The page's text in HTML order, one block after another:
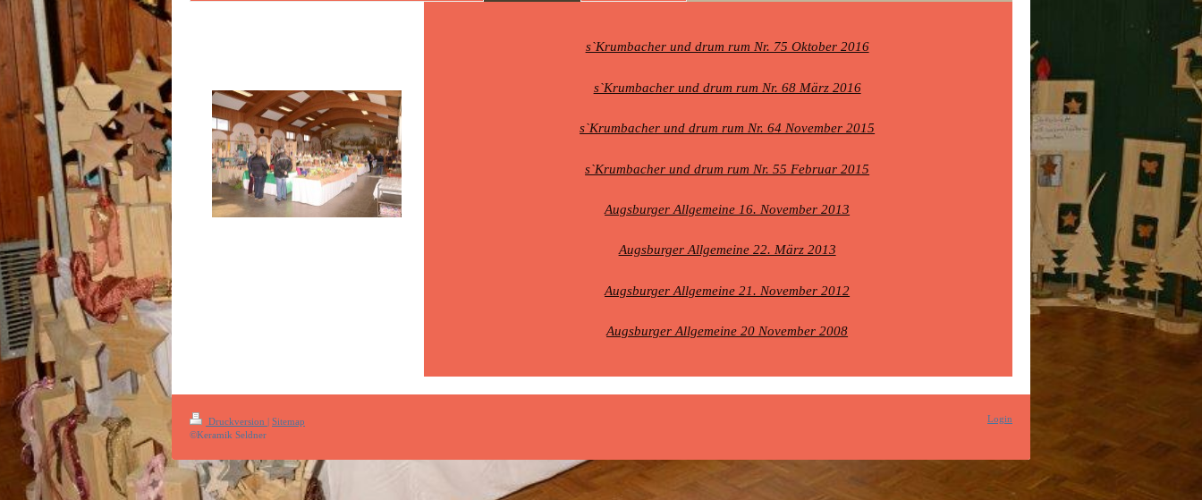
s`Krumbacher und drum rum Nr. 75 Oktober 2016
s`Krumbacher und drum rum Nr. 68 März 2016
s`Krumbacher und drum rum Nr. 64 November 2015
s`Krumbacher und drum rum Nr. 55 Februar 2015
Augsburger Allgemeine 16. November 2013
Augsburger Allgemeine 22. März 2013
Augsburger Allgemeine 21. November 2012
Augsburger Allgemeine 20 November 2008
Druckversion | Sitemap
©Keramik Seldner
Login